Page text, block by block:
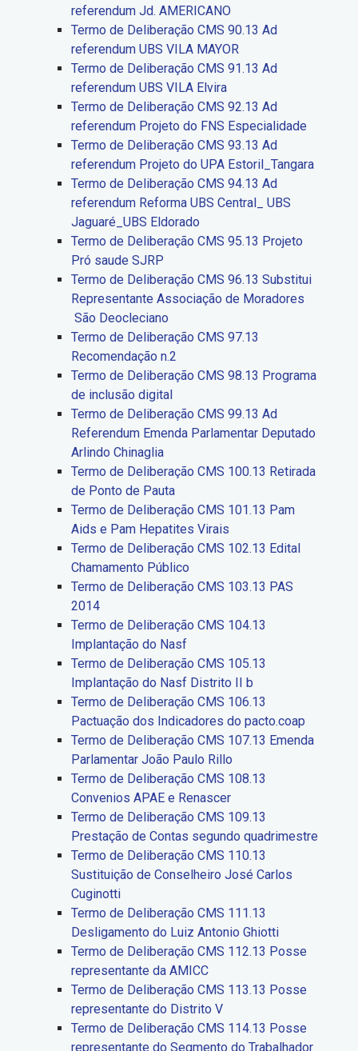
referendum Jd. AMERICANO
Termo de Deliberação CMS 90.13 Ad
referendum UBS VILA MAYOR
Termo de Deliberação CMS 91.13 Ad
referendum UBS VILA Elvira
Termo de Deliberação CMS 92.13 Ad
referendum Projeto do FNS Especialidade
Termo de Deliberação CMS 93.13 Ad
referendum Projeto do UPA Estoril_Tangara
Termo de Deliberação CMS 94.13 Ad
referendum Reforma UBS Central_ UBS
Jaguaré_UBS Eldorado
Termo de Deliberação CMS 95.13 Projeto
Pró saude SJRP
Termo de Deliberação CMS 96.13 Substitui
Representante Associação de Moradores
São Deocleciano
Termo de Deliberação CMS 97.13
Recomendação n.2
Termo de Deliberação CMS 98.13 Programa
de inclusão digital
Termo de Deliberação CMS 99.13 Ad
Referendum Emenda Parlamentar Deputado
Arlindo Chinaglia
Termo de Deliberação CMS 100.13 Retirada
de Ponto de Pauta
Termo de Deliberação CMS 101.13 Pam
Aids e Pam Hepatites Virais
Termo de Deliberação CMS 102.13 Edital
Chamamento Público
Termo de Deliberação CMS 103.13 PAS
2014
Termo de Deliberação CMS 104.13
Implantação do Nasf
Termo de Deliberação CMS 105.13
Implantação do Nasf Distrito II b
Termo de Deliberação CMS 106.13
Pactuação dos Indicadores do pacto.coap
Termo de Deliberação CMS 107.13 Emenda
Parlamentar João Paulo Rillo
Termo de Deliberação CMS 108.13
Convenios APAE e Renascer
Termo de Deliberação CMS 109.13
Prestação de Contas segundo quadrimestre
Termo de Deliberação CMS 110.13
Sustituição de Conselheiro José Carlos
Cuginotti
Termo de Deliberação CMS 111.13
Desligamento do Luiz Antonio Ghiotti
Termo de Deliberação CMS 112.13 Posse
representante da AMICC
Termo de Deliberação CMS 113.13 Posse
representante do Distrito V
Termo de Deliberação CMS 114.13 Posse
representante do Segmento do Trabalhador